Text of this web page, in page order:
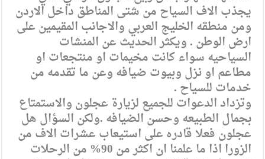
العلم
الملك يلتقي مجموعة من رفاق السلاح
الملك يتلقى اتصالا هاتفيا من العاهل البحريني
القاضي محمود أحمد فريحات.. مبارك ومزيدا من التوفيق
يجذب الاف السياح من شتى المناطق داخل الاردن
ومن منطقه الخليج العربي والاجانب المقيمين على
ارض الوطن . ويكثر الحديث عن المنشات
السياحيه سواء كانت مخيمات او منتجعات او
مطاعم او نزل وبيوت ضيافه وعن ما تقدمه من
خدمات للسياح .
وتزداد الدعوات للجميع لزيارة عجلون والاستمتاع
بجمال الطبيعه وحسن الضيافه .ولكن السؤال هل
عجلون فعلا قادره على استيعاب عشرات الاف من
الزورا اذا ما علمنا ان اكثر من 90% من الرحلات